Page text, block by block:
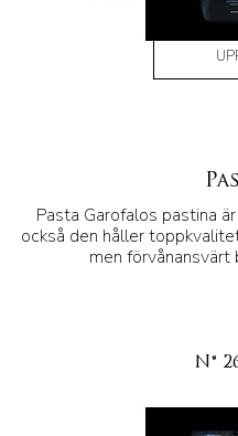
Pasta Garofalos pastina
också den håller
men förvånansvärt
N°